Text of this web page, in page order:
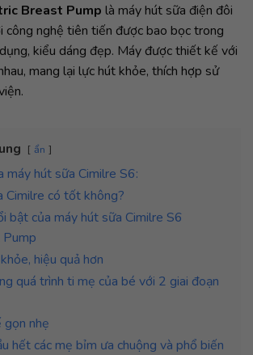
Breast Pump là máy hút sữa điện đôi
công nghệ tiên tiến được bao bọc trong
kiểu dáng đẹp. Máy được thiết kế với
mang lại lực hút khỏe, thích hợp sử
ẩn
máy hút sữa Cimilre S6:
Cimilre có tốt không?
bật của máy hút sữa Cimilre S6
hiệu quả hơn
quá trình ti mẹ của bé với 2 giai đoạn
nhẹ
hết các mẹ bỉm ưa chuộng và phổ biến